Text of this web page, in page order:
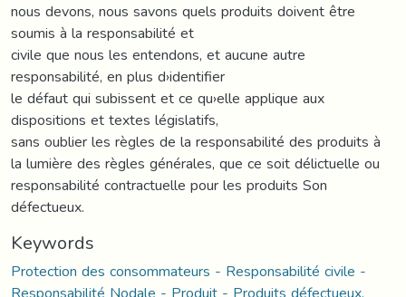
nous devons, nous savons quels produits doivent être
soumis à la responsabilité et
civile que nous les entendons, et aucune autre
responsabilité, en plus d›identifier
le défaut qui subissent et ce qu›elle applique aux
dispositions et textes législatifs,
sans oublier les règles de la responsabilité des produits à
la lumière des règles générales, que ce soit délictuelle ou
responsabilité contractuelle pour les produits Son
défectueux.
Keywords
Protection des consommateurs - Responsabilité civile -